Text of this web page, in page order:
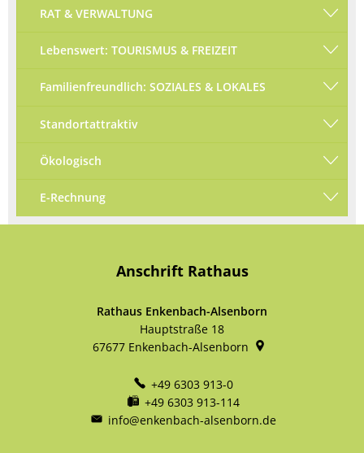
RAT & VERWALTUNG
Lebenswert: TOURISMUS & FREIZEIT
Familienfreundlich: SOZIALES & LOKALES
Standortattraktiv
Ökologisch
E-Rechnung
Anschrift Rathaus
Rathaus Enkenbach-Alsenborn
Hauptstraße 18
67677 Enkenbach-Alsenborn
+49 6303 913-0
+49 6303 913-114
info@enkenbach-alsenborn.de